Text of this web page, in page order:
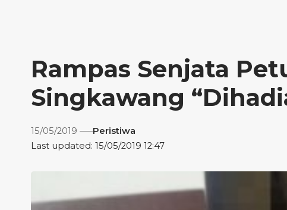
Rampas Senjata
Singkawang
Last updated: 15/05/2019 12:47
15/05/2019 Peristiwa